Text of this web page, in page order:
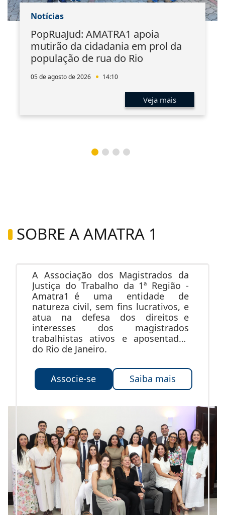
Notícias
PopRuaJud: AMATRA1 apoia
mutirão da cidadania em prol da
população de rua do Rio
05 de agosto de 2026 14:10
Veja mais
SOBRE A AMATRA 1
A Associação dos Magistrados da
Justiça do Trabalho da 1ª Região -
Amatra1 é uma entidade de
natureza civil, sem fins lucrativos, e
atua na defesa dos direitos e
interesses dos magistrados
trabalhistas ativos e aposentados
do Rio de Janeiro.
Associe-se Saiba mais